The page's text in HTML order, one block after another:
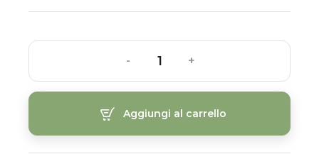
- +
Aggiungi al carrello